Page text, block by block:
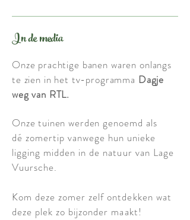
In de media
Onze prachtige banen waren onlangs
te zien in het tv-programma Dagje
weg van RTL.
Onze tuinen werdengenoemd als
dé zomertip vanwege hun unieke
ligging midden in de natuur van Lage
Vuursche.
Kom deze zomer zelf ontdekken wat
deze plek zo bijzonder maakt!